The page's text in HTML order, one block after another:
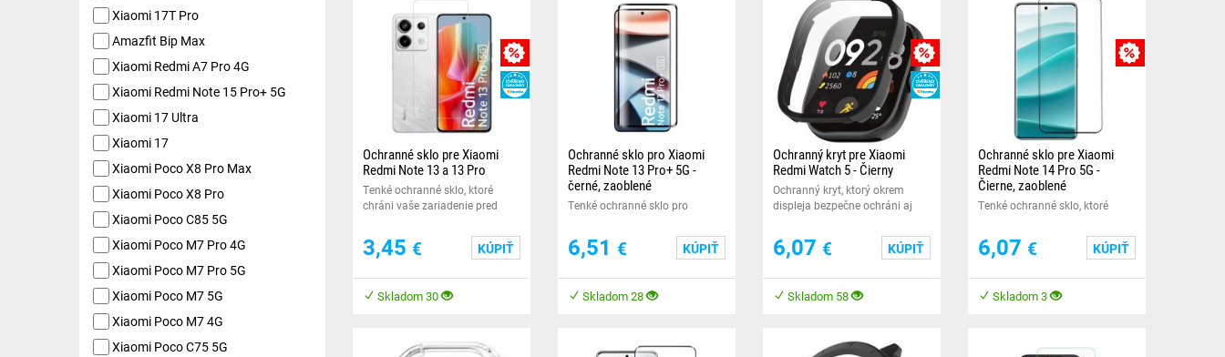
Xiaomi 17T Pro
Amazfit Bip Max
Xiaomi Redmi A7 Pro 4G
Xiaomi Redmi Note 15 Pro+ 5G
Xiaomi 17 Ultra
Xiaomi 17
Xiaomi Poco X8 Pro Max
Xiaomi Poco X8 Pro
Xiaomi Poco C85 5G
Xiaomi Poco M7 Pro 4G
Xiaomi Poco M7 Pro 5G
Xiaomi Poco M7 5G
Xiaomi Poco M7 4G
Xiaomi Poco C75 5G
Ochranné sklo pre Xiaomi
Redmi Note 13 a 13 Pro
Tenké ochranné sklo, ktoré
chráni vaše zariadenie pred
MNOŽSTEVNÁ ZĽAVY
3,45 € KÚPIŤ
Skladom 30
Ochranné sklo pro Xiaomi
Redmi Note 13 Pro+ 5G -
černé, zaoblené
Tenké ochranné sklo pro
které ochrání Vaše zařízení před
poškozením. Před
6,51 € KÚPIŤ
Skladom 28
Ochranný kryt pre Xiaomi
Redmi Watch 5 - Čierny
Ochranný kryt, ktorý okrem
displeja bezpečne ochráni aj
hodiniek.
MNOŽSTEVNÁ ZĽAVY
6,07 € KÚPIŤ
Skladom 58
Ochranné sklo pre Xiaomi
Redmi Note 14 Pro 5G -
Čierne, zaoblené
Tenké ochranné sklo, ktoré
poškodením. Pred odstránením
fólie dvakrát prejdite
6,07 € KÚPIŤ
Skladom 3